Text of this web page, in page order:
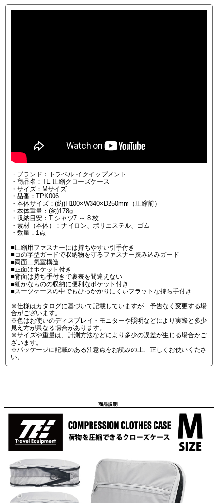
・ブランド：トラベル イクイップメント
・商品名：TE 圧縮クローズケース
・サイズ：Mサイズ
・品番：TPK006
・本体サイズ：(約)H100×W340×D250mm（圧縮前）
・本体重量：(約)178g
・収納目安：T シャツ7 ～ 8 枚
・素材（本体）：ナイロン、ポリエステル、ゴム
・数量：1点
■圧縮用ファスナーには持ちやすい引手付き
■コの字型ガードで収納物を守るファスナー挟み込みガード
■両面二気室構造
■正面はポケット付き
■背面は持ち手付きで裏表を間違えない
■細かなものの収納に便利なポケット付き
■スーツケースの中でもひっかかりにくいフラットな持ち手付き
※仕様はカタログに基づいて記載していますが、予告なく変更する場
合がございます。
※色はお使いのディスプレイ・モニターや照明などにより実際と多少
見え方が異なる場合があります。
※サイズや重量は、計測方法などにより多少の誤差が生じる場合がご
ざいます。
※パッケージに記載のある注意点をお読みの上、正しくお使いくださ
い。
商品説明